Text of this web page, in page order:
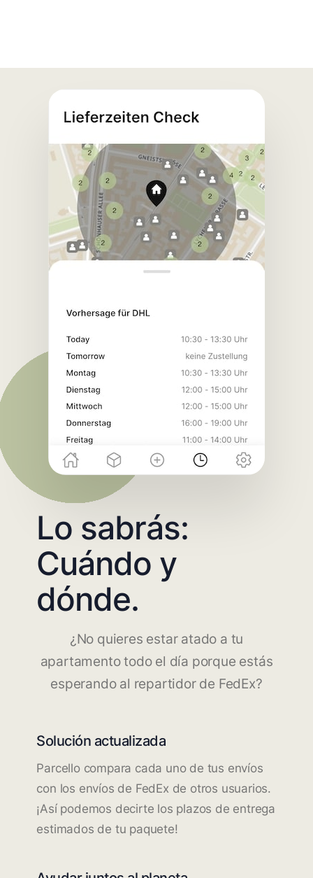
Lo sabrás:
Cuándo y
dónde.
¿No quieres estar atado a tu
apartamento todo el día porque estás
esperando al repartidor de FedEx?
Solución actualizada
Parcello compara cada uno de tus envíos
con los envíos de FedEx de otros usuarios.
¡Así podemos decirte los plazos de entrega
estimados de tu paquete!